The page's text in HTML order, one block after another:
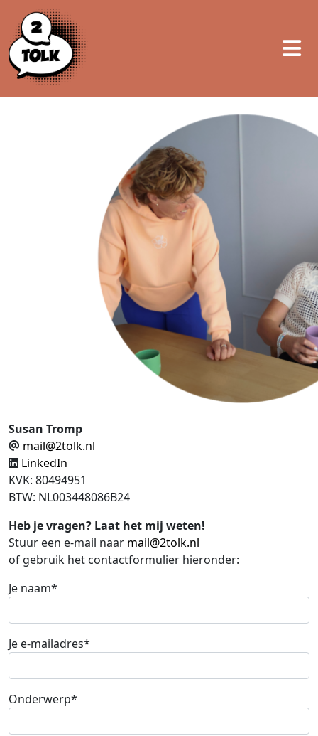
Susan Tromp
mail@2tolk.nl
LinkedIn
KVK: 80494951
BTW: NL003448086B24
Heb je vragen? Laat het mij weten!
Stuur een e-mail naar mail@2tolk.nl
of gebruik het contactformulier hieronder:
Je naam*
Je e-mailadres*
Onderwerp*